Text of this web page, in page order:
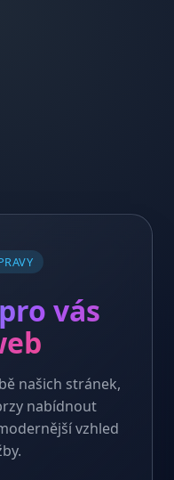
vás
našich stránek,
nabídnout
vzhled